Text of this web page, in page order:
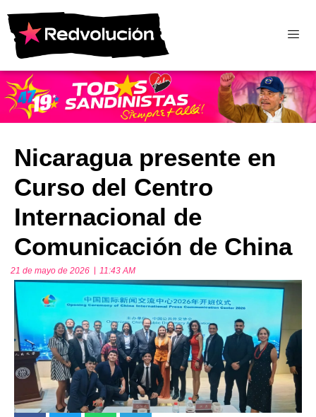
Nicaragua presente en
Curso del Centro
Internacional de
Comunicación de China
21 de mayo de 2026 11:43 AM